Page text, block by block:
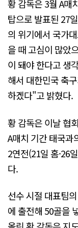
황 감독은 3월 A매
탑으로 발표된 27
의 위기에서 국가
을 때 고심이 많았
이 돼야 한다고 생
해서 대한민국 축
하겠다"고 밝혔다.
황 감독은 이날 협
A매치 기간 태국과
2연전(21일 홈·26
다.
선수 시절 대표팀
에 출전해 50골을